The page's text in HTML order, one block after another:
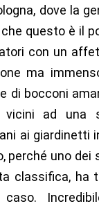
dove la
questo è il
con un
ma
di bocconi
vicini ad una
ai giardinetti
perché uno
classifica, ha